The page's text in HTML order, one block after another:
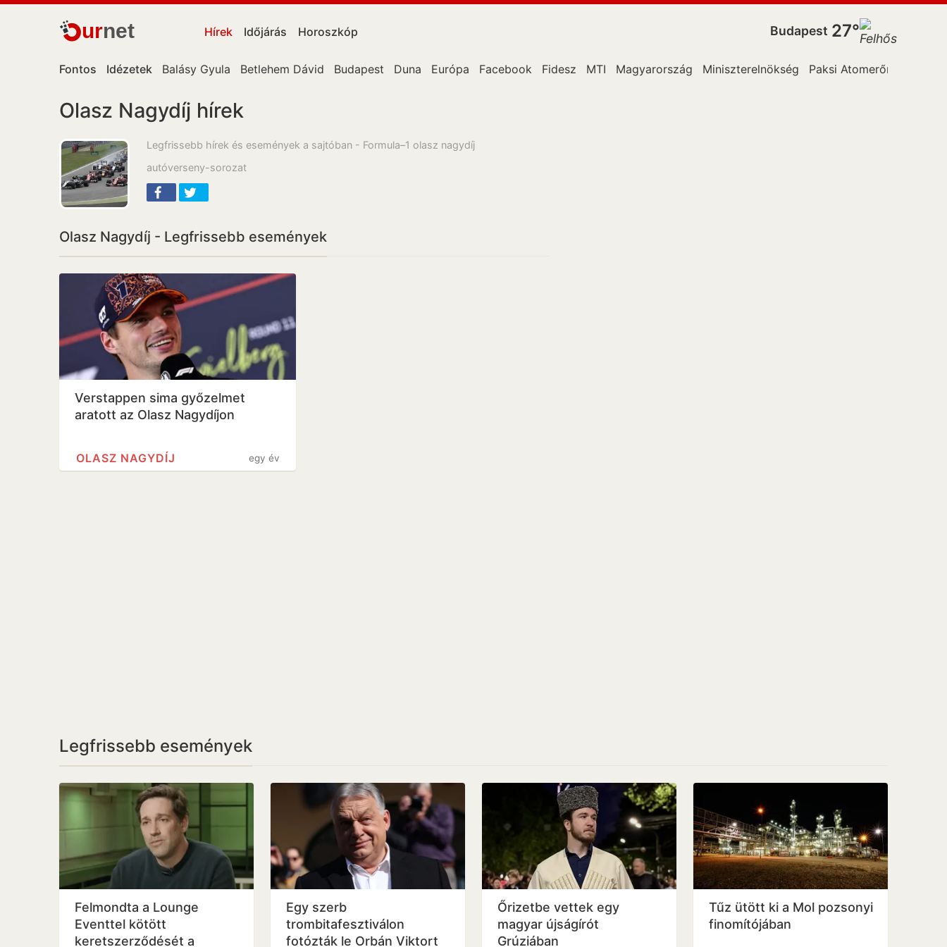
urnet Hírek Időjárás Horoszkóp Budapest 27°
Fontos Idézetek Balásy Gyula Betlehem Dávid Budapest Duna Európa Facebook Fidesz MTI Magyarország Miniszterelnökség Paksi Atomerőműben
Olasz Nagydíj hírek
Legfrissebb hírek és események a sajtóban - Formula–1 olasz nagydíj
autóverseny-sorozat
Olasz Nagydíj - Legfrissebb események
Verstappen sima győzelmet
aratott az Olasz Nagydíjon
egy év
OLASZ NAGYDÍJ
Legfrissebb események
Felmondta a Lounge
Eventtel kötött
keretszerződését a
Egy szerb
trombitafesztiválon
fotózták le Orbán Viktort
Őrizetbe vettek egy
magyar újságírót
Grúziában
Tűz ütött ki a Mol pozsonyi
finomítójában